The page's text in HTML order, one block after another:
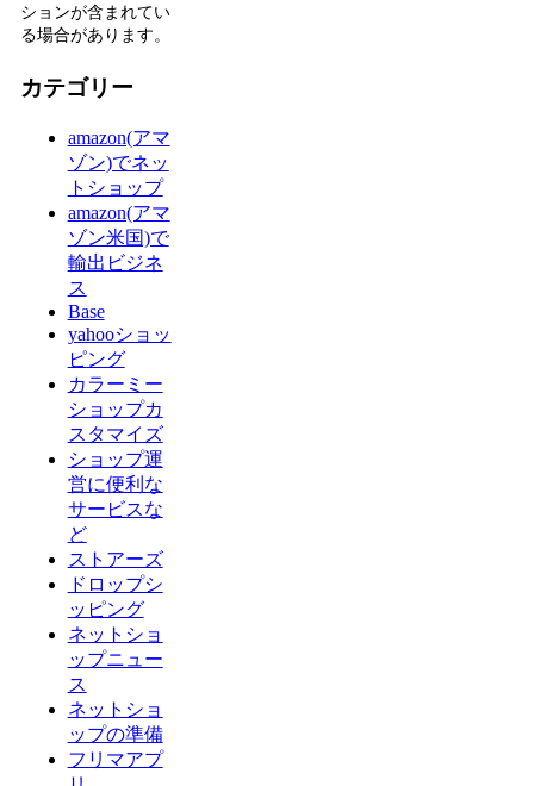
ションが含まれてい
る場合があります。
カテゴリー
amazon(アマ
ゾン)でネッ
トショップ
amazon(アマ
ゾン米国)で
輸出ビジネ
ス
Base
yahooショッ
ピング
カラーミー
ショップカ
スタマイズ
ショップ運
営に便利な
サービスな
ど
ストアーズ
ドロップシ
ッピング
ネットショ
ップニュー
ス
ネットショ
ップの準備
フリマアプ